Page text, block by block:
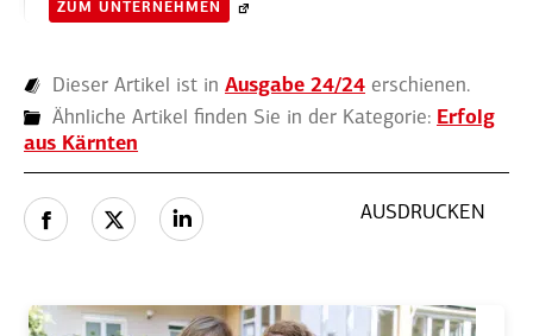
ZUM UNTER­NEHMEN
Dieser Artikel ist in Ausgabe 24/24 erschienen.
Ähnliche Artikel finden Sie in der Kategorie: Erfolg
aus Kärnten
AUSDRUCKEN